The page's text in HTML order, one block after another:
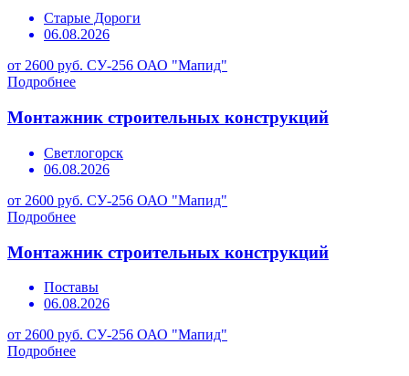
Старые Дороги
06.08.2026
от 2600 руб. СУ-256 ОАО "Мапид"
Подробнее
Монтажник строительных конструкций
Светлогорск
06.08.2026
от 2600 руб. СУ-256 ОАО "Мапид"
Подробнее
Монтажник строительных конструкций
Поставы
06.08.2026
от 2600 руб. СУ-256 ОАО "Мапид"
Подробнее